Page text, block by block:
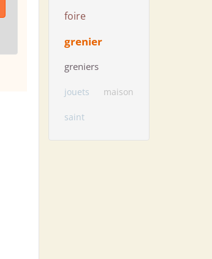
foire
grenier
greniers
jouets maison
saint